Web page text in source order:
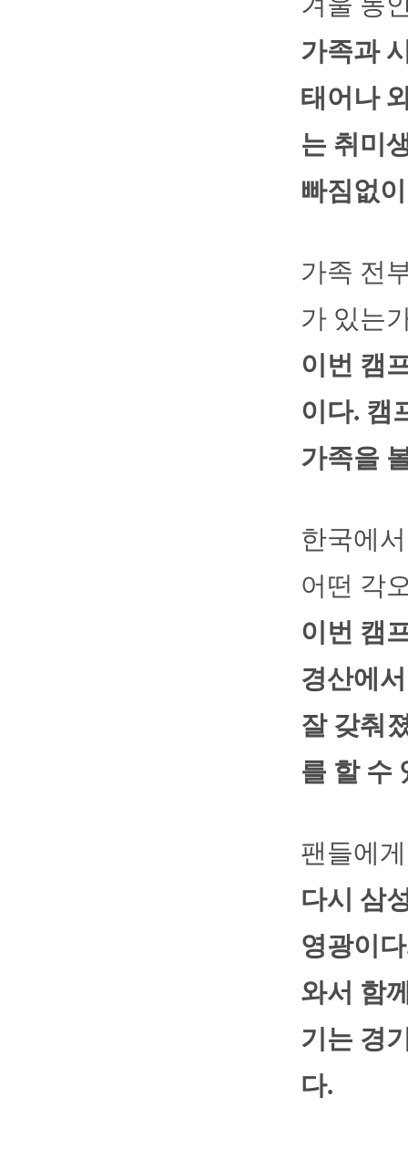
가족과
태어나
는 취미
빠짐없
가족 전
가 있는
이번 캠
이다. 캠
가족을
한국에
어떤 각
이번 캠
경산에
잘 갖춰
를 할 수
팬들에
다시 삼
영광이
와서 함
기는 경
다.